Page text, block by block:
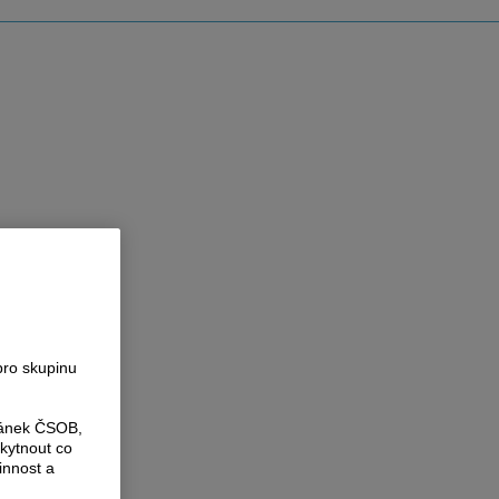
skupinu
ČSOB,
co
a